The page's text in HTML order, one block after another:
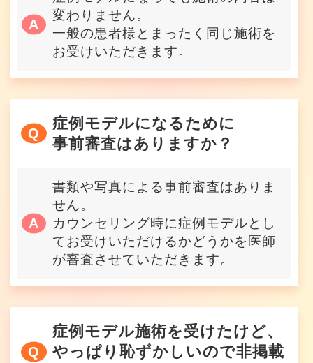
変わりません。
一般の患者様とまったく同じ施術を
お受けいただきます。
症例モデルになるために
事前審査はありますか？
書類や写真による事前審査はありま
せん。
カウンセリング時に症例モデルとし
てお受けいただけるかどうかを医師
が審査させていただきます。
症例モデル施術を受けたけど、
やっぱり恥ずかしいので非掲載